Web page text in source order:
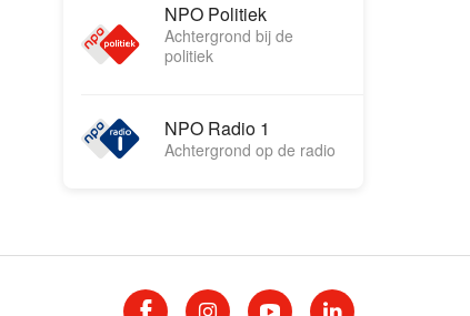
NPO Politiek
Achtergrond bij de
politiek
NPO Radio 1
Achtergrond op de radio